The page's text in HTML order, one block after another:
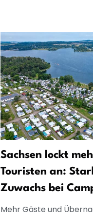
Sachsen lockt
Touristen an:
Zuwachs bei
Mehr Gäste und